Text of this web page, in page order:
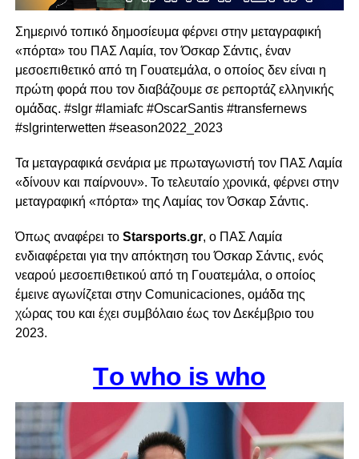
Σημερινό τοπικό δημοσίευμα φέρνει στην μεταγραφική
«πόρτα» του ΠΑΣ Λαμία, τον Όσκαρ Σάντις, έναν
μεσοεπιθετικό από τη Γουατεμάλα, ο οποίος δεν είναι η
πρώτη φορά που τον διαβάζουμε σε ρεπορτάζ ελληνικής
ομάδας. #slgr #lamiafc #OscarSantis #transfernews
#slgrinterwetten #season2022_2023
Τα μεταγραφικά σενάρια με πρωταγωνιστή τον ΠΑΣ Λαμία
«δίνουν και παίρνουν». Το τελευταίο χρονικά, φέρνει στην
μεταγραφική «πόρτα» της Λαμίας τον Όσκαρ Σάντις.
Όπως αναφέρει το Starsports.gr, ο ΠΑΣ Λαμία
ενδιαφέρεται για την απόκτηση του Όσκαρ Σάντις, ενός
νεαρού μεσοεπιθετικού από τη Γουατεμάλα, ο οποίος
έμεινε αγωνίζεται στην Comunicaciones, ομάδα της
χώρας του και έχει συμβόλαιο έως τον Δεκέμβριο του
2023.
Τo who is who